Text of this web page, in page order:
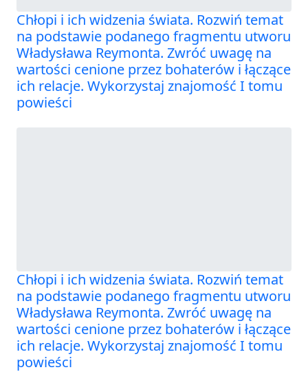
Chłopi i ich widzenia świata. Rozwiń temat
na podstawie podanego fragmentu utworu
Władysława Reymonta. Zwróć uwagę na
wartości cenione przez bohaterów i łączące
ich relacje. Wykorzystaj znajomość I tomu
powieści
Chłopi i ich widzenia świata. Rozwiń temat
na podstawie podanego fragmentu utworu
Władysława Reymonta. Zwróć uwagę na
wartości cenione przez bohaterów i łączące
ich relacje. Wykorzystaj znajomość I tomu
powieści